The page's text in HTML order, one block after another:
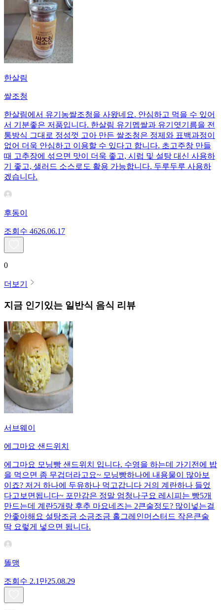
한살림
쌀조청
한살림에서 유기농쌀조청을 사왔네요. 안심하고 먹을 수 있어
서 기분좋은 저품입니다. 한살림 유기멥쌀과 유기엿기름을 전
통방식 그대로 정성껏 고아 만든 쌀조청은 정제와 표백과정이
없어 더욱 안심하고 이용할 수 있다고 합니다. 초고주창 만들
때 고추장에 섞으면 맛이 더욱 좋고, 시럽 및 설탕 대신 사용하
기 좋고, 샐러드 소스로도 활용 가능합니다. 두루두루 사용하
겠습니다.
후동이
조회수 4626.06.17
0
더보기
지금 인기있는 일반식 음식 리뷰
서브웨이
에그마요 샌드위치
에그마요 모닝빵 샌드위치 입니다. 수영을 하는데 가기전에 밥
을 먹으면 좀 무겁더라고요~ 모닝빵하나에 내용물이 많아보
이죠? 저거 하나에 두유하나 먹고갑니다 거의 계란하나 들었
다고보면됩니다~ 포만감은 정말 엄청나구요 레시피는 빵5개
만드는데 계란5개랑 후추 마요네즈는 2큰술정도? 많이넣는걸
안좋아해요 설탕조금 소금조금 홀그레인머스터드 작은큰술
딱 요렇게 넣으면 됩니다.
똘맹
조회수 2.1만25.08.29